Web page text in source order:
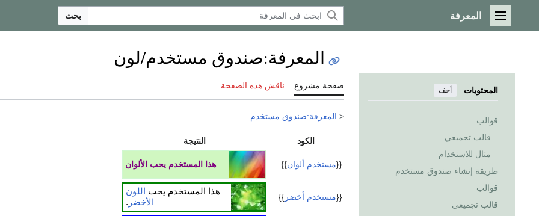
القائمة الرئيسية
المعرفة بحث
المحتويات أخف
قوالب
قالب تجميعي
مثال للاستخدام
طريقة إنشاء صندوق مستخدم
قوالب
قالب تجميعي
المعرفة:صندوق مستخدم/لون
صفحة مشروع ناقش هذه الصفحة
< المعرفة:صندوق مستخدم
الكود النتيجة
{{مستخدم ألوان}} هذا المستخدم يحب الألوان
{{مستخدم أخضر }}
هذا المستخدم يحب
اللون
الأخضر .